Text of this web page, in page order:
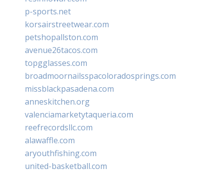
p-sports.net
korsairstreetwear.com
petshopallston.com
avenue26tacos.com
topgglasses.com
broadmoornailsspacoloradosprings.com
missblackpasadena.com
anneskitchen.org
valenciamarketytaqueria.com
reefrecordsllc.com
alawaffle.com
aryouthfishing.com
united-basketball.com